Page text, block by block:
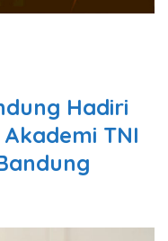
Hadiri
TNI